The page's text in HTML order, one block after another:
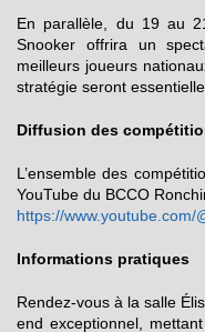
En parallèle, du 19 au
Snooker offrira un
meilleurs joueurs
stratégie seront
Diffusion des
L’ensemble des
YouTube du BCCO
https://www.youtube.com/
Informations pratiques
Rendez-vous à la salle
end exceptionnel,